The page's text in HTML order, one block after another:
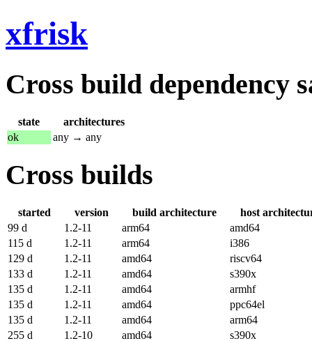
xfrisk
Cross build dependency
state
architectures
ok
any → any
Cross builds
started version build architecture
host
99 d
1.2-11 arm64
amd64
115 d
1.2-11 arm64
i386
129 d
1.2-11 amd64
riscv64
133 d
1.2-11 amd64
s390x
135 d
1.2-11 amd64
armhf
135 d
1.2-11 amd64
ppc64el
135 d
1.2-11 amd64
arm64
255 d
1.2-10 amd64
s390x